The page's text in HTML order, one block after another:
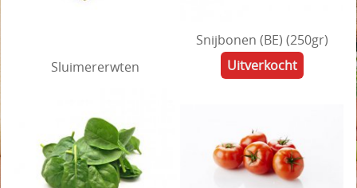
Sluimererwten
Snijbonen (BE) (250gr)
Uitverkocht